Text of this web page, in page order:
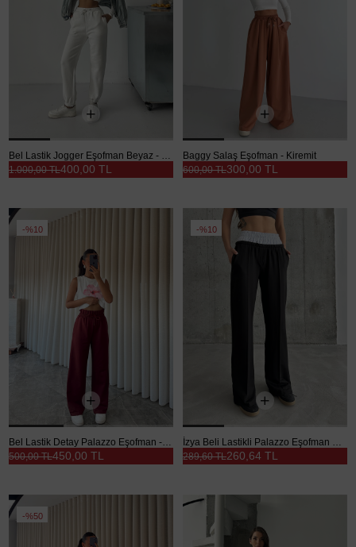
Bel Lastik Jogger Eşofman Beyaz - Beyaz
400,00 TL
1.000,00 TL
Baggy Salaş Eşofman - Kiremit
300,00 TL
600,00 TL
%10
450,00 TL
500,00 TL
%10
260,64 TL
289,60 TL
%50